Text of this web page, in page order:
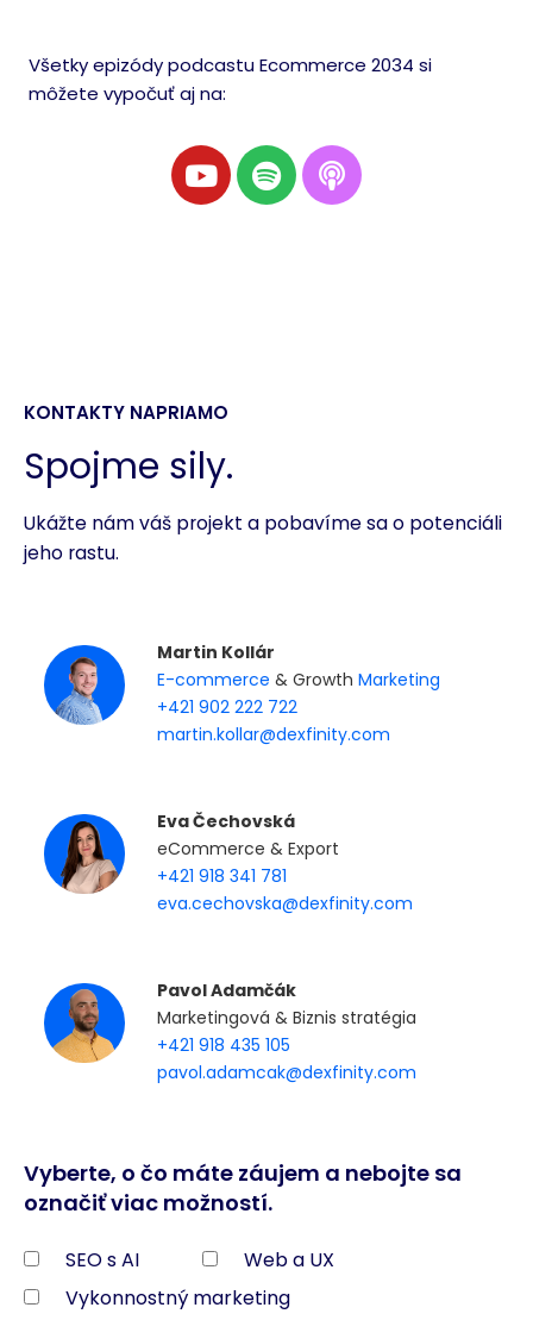
Všetky epizódy podcastu Ecommerce 2034 si
môžete vypočuť aj na:
KONTAKTY NAPRIAMO
Spojme sily.
Ukážte nám váš projekt a pobavíme sa o potenciáli
jeho rastu.
Martin Kollár
E-commerce & Growth Marketing
+421 902 222 722
martin.kollar@dexfinity.com
Eva Čechovská
eCommerce & Export
+421 918 341 781
eva.cechovska@dexfinity.com
Pavol Adamčák
Marketingová & Biznis stratégia
+421 918 435 105
pavol.adamcak@dexfinity.com
Vyberte, o čo máte záujem a nebojte sa
označiť viac možností.
SEO s AI
Web a UX
Vykonnostný marketing